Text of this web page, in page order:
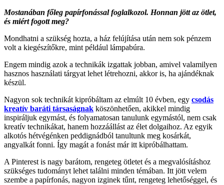
Mostanában főleg papírfonással foglalkozol. Honnan jött az ötlet,
és miért fogott meg?
Mondhatni a szükség hozta, a ház felújítása után nem sok pénzem
volt a kiegészítőkre, mint például lámpabúra.
Engem mindig azok a technikák izgattak jobban, amivel valamilyen
hasznos használati tárgyat lehet létrehozni, akkor is, ha ajándéknak
készül.
Nagyon sok technikát kipróbáltam az elmúlt 10 évben, egy csodás
kreatív baráti társaságnak köszönhetően, akikkel mindig
inspiráljuk egymást, és folyamatosan tanulunk egymástól, nem csak
kreatív technikákat, hanem hozzáállást az élet dolgaihoz. Az egyik
alkotós hétvégénken peddignádból tanultunk meg kosárkát,
angyalkát fonni. Így magát a fonást már itt kipróbálhattam.
A Pinterest is nagy barátom, rengeteg ötletet és a megvalósításhoz
szükséges tudományt lehet találni minden témában. Itt jött velem
szembe a papírfonás, nagyon izginek tűnt, rengeteg lehetőséggel, és